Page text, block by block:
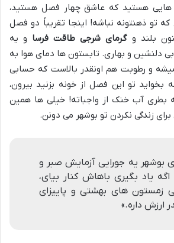
هایی هستید که عاشق چهار فصل هستید،
تو ذهنتونه نباشه! اینجا تقریباً دو فصل
بلند وگرمای شرجی طاقت فرسا و یه
دلنشین و بهاری. تابستون ها دمای هوا به
درجه رد میشه و رطوبت هم اونقدر بالاست که حسابی
تو این فصل از خونه بزنید بیرون،
بطری آب خنک از واجباته! خیلی ها همین
زندگی نکردن تو بوشهر می دونن.
بوشهر یه جورایی آزمایش صبر و
اگه یاد بگیری باهاش کنار بیای،
زمستون های بهشتی و پاییزای
ارزش داره.»